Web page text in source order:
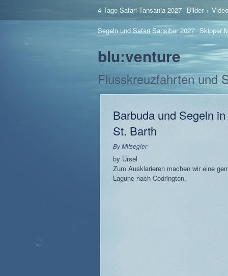
4 Tage Safari Tansania 2027 Bilder +
Segeln und Safari Sansibar 2027 Skipper
blu:venture
Flusskreuzfahrten und
Barbuda und Segeln
St. Barth
ByMitsegler
by Ursel
Zum Ausklarieren machen wir eine
Lagune nach Codrington.